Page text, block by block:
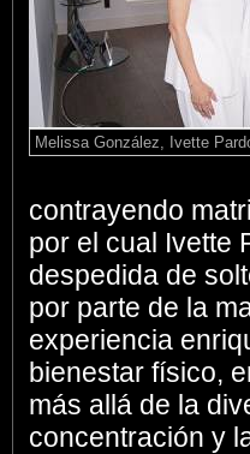
Melissa González, Ivette
contrayendo
por el cual Ivette
despedida de
por parte de la
experiencia
bienestar físico,
más allá de la
concentración y